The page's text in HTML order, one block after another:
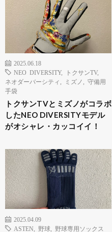
2025.06.18
NEO DIVERSITY, トクサンTV,
ネオダーバーシティ
ミズノ
守備用
手袋
トクサンTVとミズノがコラボ
したNEO DIVERSITYモデル
がオシャレ・カッコイイ！
2025.04.09
ASTEN
野球
野球専用ソックス